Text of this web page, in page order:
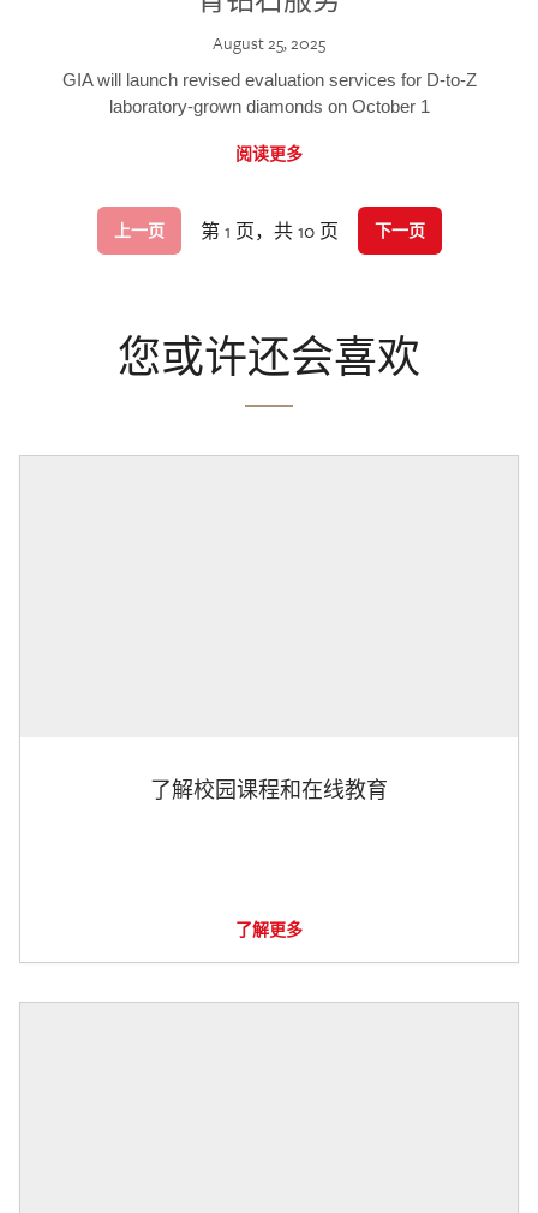
August 25, 2025
GIA will launch revised evaluation services for D-to-Z
laboratory-grown diamonds on October 1
阅读更多
上一页 第 1 页，共 10 页 下一页
您或许还会喜欢
了解校园课程和在线教育
了解更多